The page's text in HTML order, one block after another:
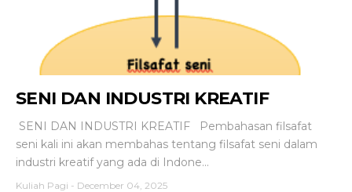
SENI DAN INDUSTRI KREATIF
SENI DAN INDUSTRI KREATIF Pembahasan filsafat
seni kali ini akan membahas tentang filsafat seni dalam
industri kreatif yang ada di Indone...
Kuliah Pagi - December 04, 2025